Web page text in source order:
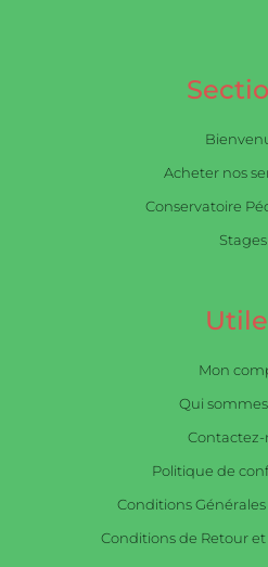
Acheter nos
Conservatoire
Stages
Mon
Qui
Contactez-
Politique de
Conditions Générales
Conditions de Retour